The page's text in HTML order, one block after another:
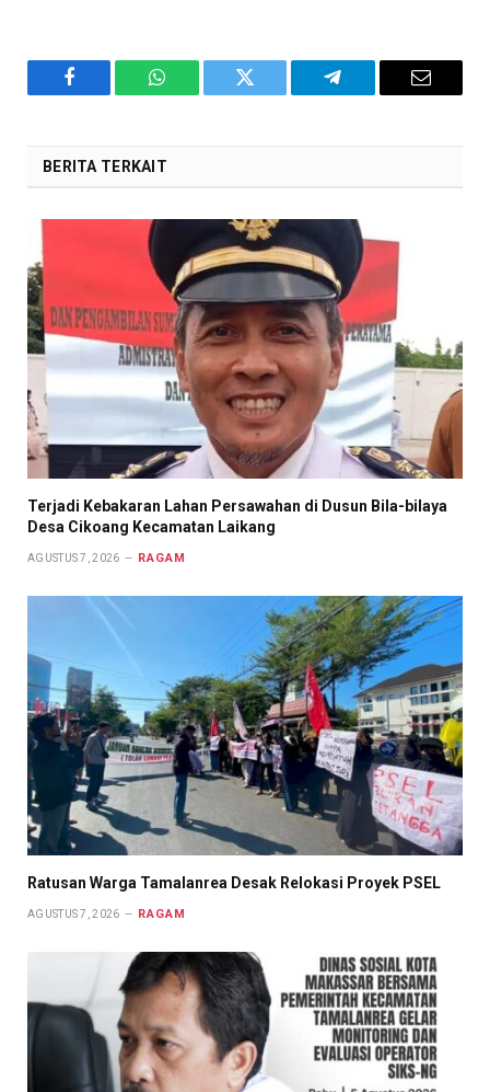
Facebook WhatsAppTwitter Telegram Email
BERITA TERKAIT
Terjadi Kebakaran Lahan Persawahan di Dusun Bila-bilaya
Desa Cikoang Kecamatan Laikang
AGUSTUS 7, 2026 RAGAM
Ratusan Warga Tamalanrea Desak Relokasi Proyek PSEL
AGUSTUS 7, 2026 RAGAM